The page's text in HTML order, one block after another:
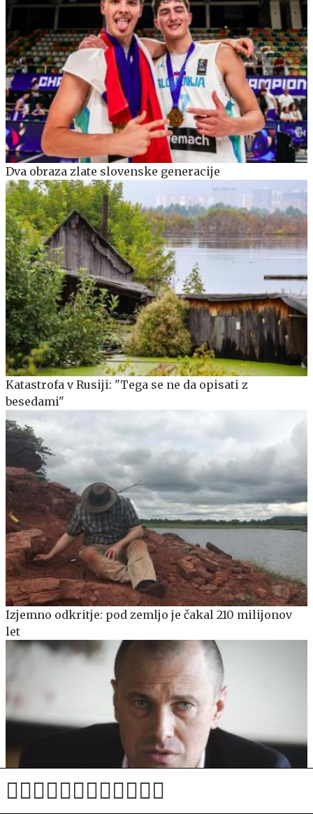
Dva obraza zlate slovenske generacije
Katastrofa v Rusiji: "Tega se ne da opisati z
besedami"
Izjemno odkritje: pod zemljo je čakal 210 milijonov
let